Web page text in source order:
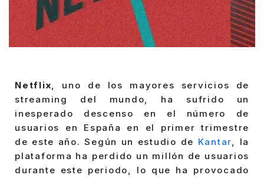
Netflix, uno de los mayores servicios de
streaming del mundo, ha sufrido un
inesperado descenso en el número de
usuarios en España en el primer trimestre
de este año. Según un estudio de Kantar, la
plataforma ha perdido un millón de usuarios
durante este periodo, lo que ha provocado